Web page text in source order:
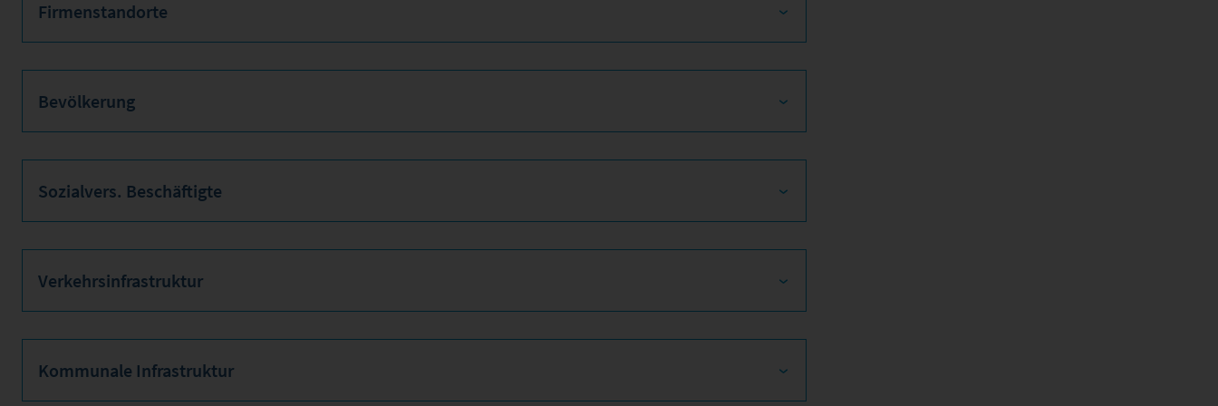
Firmenstandorte
Bevölkerung
Sozialvers. Beschäftigte
Verkehrsinfrastruktur
Kommunale Infrastruktur